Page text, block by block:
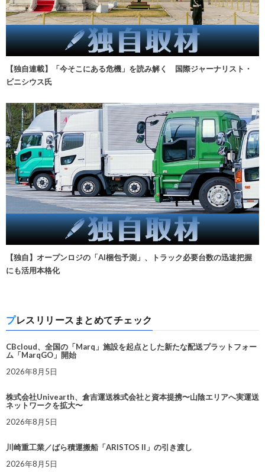
【独自連載】「今そこにある危機」を読み解く 国際ジャーナリスト・
ビニシウス氏
【独自】オープンロジの「AI梱包予測」、トラック必要台数の迅速把握
にも活用本格化
プレスリリースまとめてチェック
CBcloud、全国の「Marq」施設を起点とした新たな配送プラットフォー
ム「MarqGO」開始
2026年8月5日
株式会社Univearth、倉吉運送株式会社と資本提携〜山陰エリアへ実運送
ネットワークを拡大〜
2026年8月5日
川崎重工業／ばら積運搬船「ARISTOS II」の引き渡し
2026年8月5日